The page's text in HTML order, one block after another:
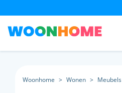
Woonhome > Wonen > Meubels